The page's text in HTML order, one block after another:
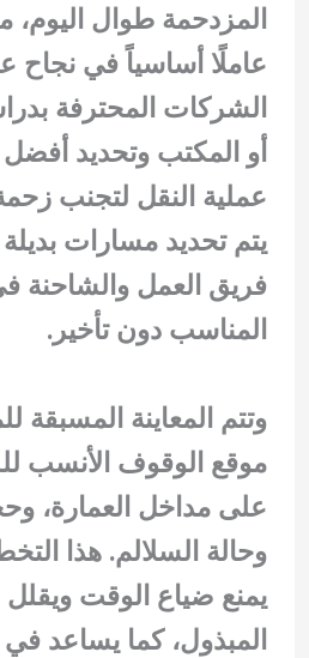
المزدحمة طوال اليوم،
عاملًا أساسياً في نجاح
الشركات المحترفة
أو المكتب وتحديد
عملية النقل لتجنب
يتم تحديد مسارات
فريق العمل والشاحنة
المناسب دون تأخير.
وتتم المعاينة المسبقة
موقع الوقوف الأنسب
على مداخل العمارة،
وحالة السلالم. هذا
يمنع ضياع الوقت
المبذول، كما يساعد في